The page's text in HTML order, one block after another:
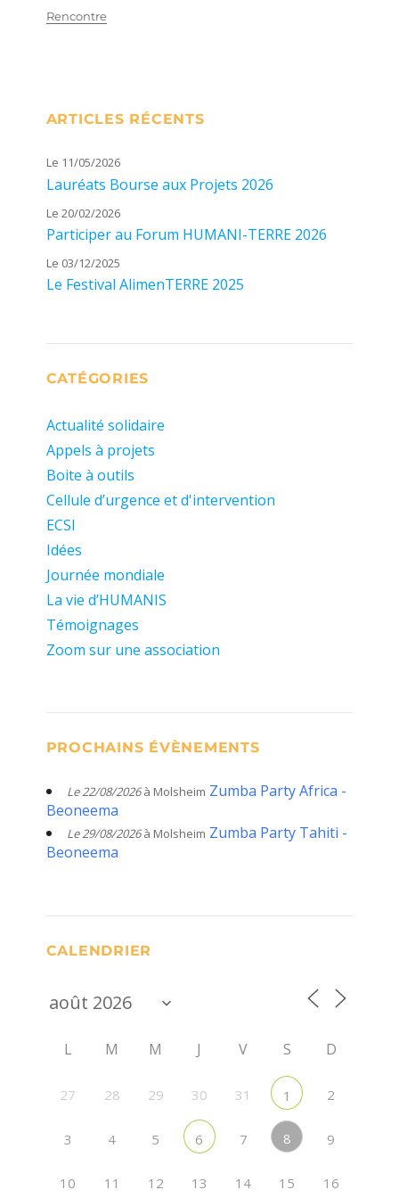
Rencontre
ARTICLES RÉCENTS
Le 11/05/2026
Lauréats Bourse aux Projets 2026
Le 20/02/2026
Participer au Forum HUMANI-TERRE 2026
Le 03/12/2025
Le Festival AlimenTERRE 2025
CATÉGORIES
Actualité solidaire
Appels à projets
Boite à outils
Cellule d’urgence et d'intervention
ECSI
Idées
Journée mondiale
La vie d’HUMANIS
Témoignages
Zoom sur une association
PROCHAINS ÉVÈNEMENTS
Le 22/08/2026à Molsheim Zumba Party Africa -
Beoneema
Le 29/08/2026à Molsheim Zumba Party Tahiti -
Beoneema
CALENDRIER
L M M J V S D
27 28 29 30 31 1 2
3 4 5 6 7 8 9
10 11 12 13 14 15 16